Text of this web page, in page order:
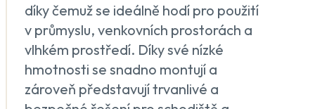
díky čemuž se ideálně hodí pro použití
v průmyslu, venkovních prostorách a
vlhkém prostředí. Díky své nízké
hmotnosti se snadno montují a
zároveň představují trvanlivé a